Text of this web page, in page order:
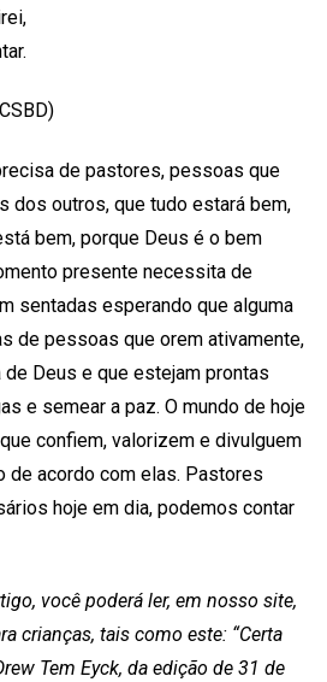
de pastores, pessoas que
dos outros, que tudo estará bem,
bem, porque Deus é o bem
presente necessita de
sentadas esperando que alguma
de pessoas que orem ativamente,
de Deus e que estejam prontas
e semear a paz. O mundo de hoje
confiem, valorizem e divulguem
de acordo com elas. Pastores
hoje em dia, podemos contar
você poderá ler, em nosso site,
crianças, tais como este: “Certa
Tem Eyck, da edição de 31 de